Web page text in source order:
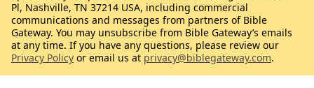
Pl, Nashville, TN 37214 USA, including commercial
communications and messages from partners of Bible
Gateway. You may unsubscribe from Bible Gateway’s emails
at any time. If you have any questions, please review our
Privacy Policy or email us at privacy@biblegateway.com.